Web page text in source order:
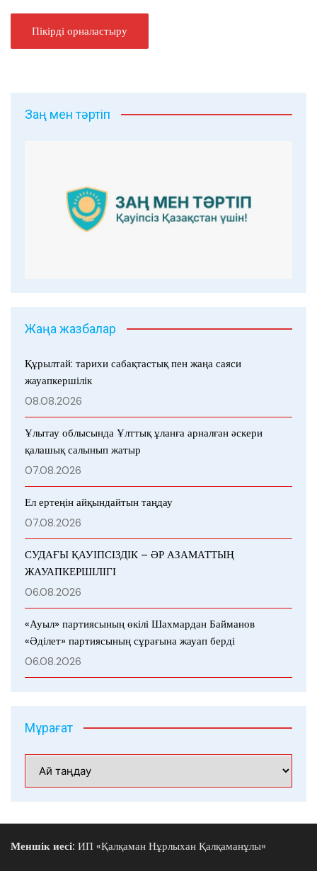
Заң мен тәртіп
Жаңа жазбалар
Құрылтай: тарихи сабақтастық пен жаңа саяси
жауапкершілік
08.08.2026
Ұлытау облысында Ұлттық ұланға арналған әскери
қалашық салынып жатыр
07.08.2026
Ел ертеңін айқындайтын таңдау
07.08.2026
СУДАҒЫ ҚАУІПСІЗДІК – ӘР АЗАМАТТЫҢ
ЖАУАПКЕРШІЛІГІ
06.08.2026
«Ауыл» партиясының өкілі Шахмардан Байманов
«Әділет» партиясының сұрағына жауап берді
06.08.2026
Мұрағат
Меншік иесі: ИП «Қалқаман Нұрлыхан Қалқаманұлы»